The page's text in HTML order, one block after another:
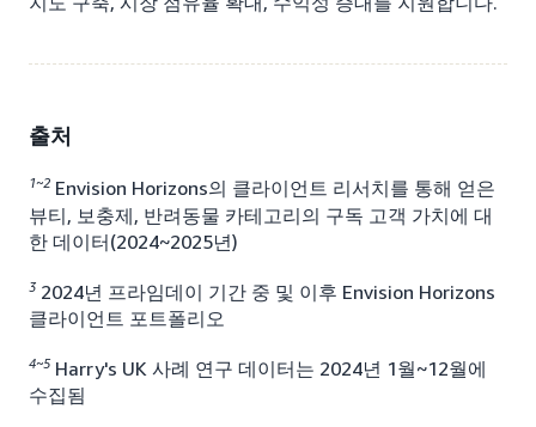
출처
1~2 Envision Horizons의 클라이언트 리서치를 통해 얻은
뷰티, 보충제, 반려동물 카테고리의 구독 고객 가치에 대
한 데이터(2024~2025년)
3 2024년 프라임데이 기간 중 및 이후 Envision Horizons
클라이언트 포트폴리오
4~5 Harry's UK 사례 연구 데이터는 2024년 1월~12월에
수집됨